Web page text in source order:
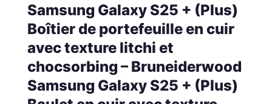
Samsung Galaxy S25 + (Plus)
Boîtier de portefeuille en cuir
avec texture litchi et
chocsorbing – Bruneiderwood
Samsung Galaxy S25 + (Plus)